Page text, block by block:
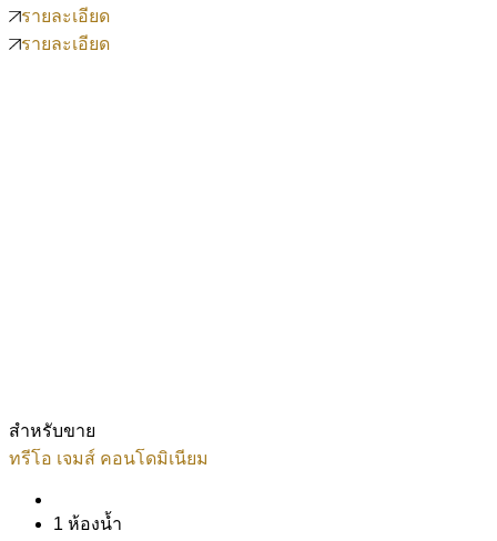
รายละเอียด
รายละเอียด
สำหรับขาย
ทรีโอ เจมส์ คอนโดมิเนียม
1 ห้องน้ำ